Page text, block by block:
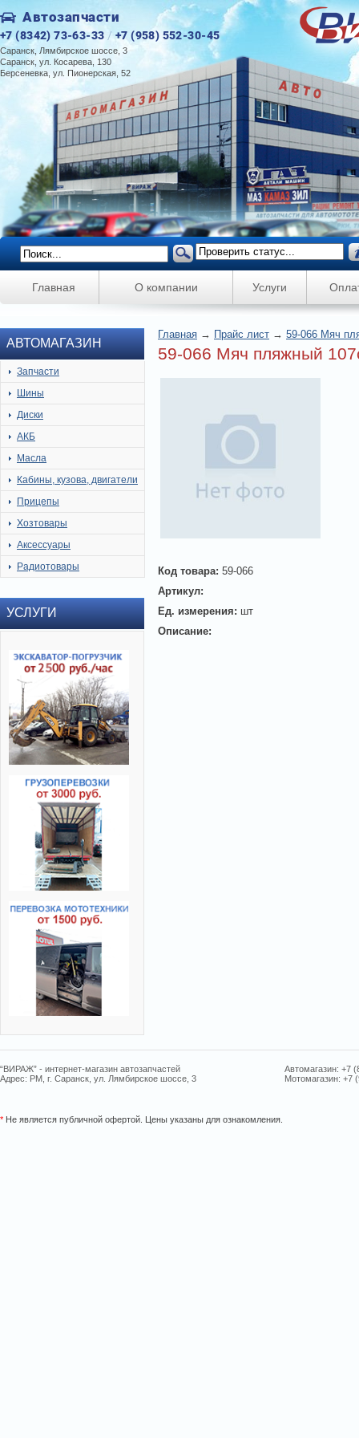
Автозапчасти
+7 (8342) 73-63-33 /+7 (958) 552-30-45
Саранск, Лямбирское шоссе, 3
Саранск, ул. Косарева, 130
Берсеневка, ул. Пионерская, 52
Главная О компании Услуги
АВТОМАГАЗИН
Запчасти
Шины
Диски
АКБ
Масла
Кабины, кузова, двигатели
Прицепы
Хозтовары
Аксессуары
Радиотовары
УСЛУГИ
Главная → Прайс лист → 59-066 Мяч
59-066 Мяч пляжный
Код товара: 59-066
Артикул:
Ед. измерения: шт
Описание:
“ВИРАЖ” - интернет-магазин автозапчастей
Адрес: РМ, г. Саранск, ул. Лямбирское шоссе, 3
Автомагазин: +7
Мотомагазин: +7
* Не является публичной офертой. Цены указаны для ознакомления.